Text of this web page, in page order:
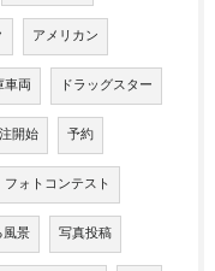
アメリカン
車両 ドラッグスター
開始 予約
フォトコンテスト
景 写真投稿